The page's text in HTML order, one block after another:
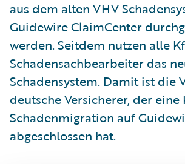
aus dem alten VHV
Guidewire ClaimCenter
werden. Seitdem nutzen alle
Schadensachbearbeiter das
Schadensystem. Damit ist die
deutsche Versicherer, der eine
Schadenmigration auf
abgeschlossen hat.